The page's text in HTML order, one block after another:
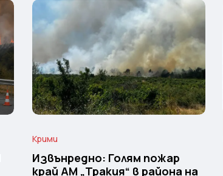
Крими
Извънредно: Голям пожар
край АМ „Тракия“ в района на